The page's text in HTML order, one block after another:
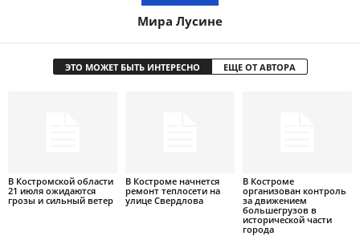
Мира Лусине
ЭТО МОЖЕТ БЫТЬ ИНТЕРЕСНО ЕЩЕ ОТ АВТОРА
В Костромской области
21 июля ожидаются
грозы и сильный ветер
В Костроме начнется
ремонт теплосети на
улице Свердлова
В Костроме
организован контроль
за движением
большегрузов в
исторической части
города